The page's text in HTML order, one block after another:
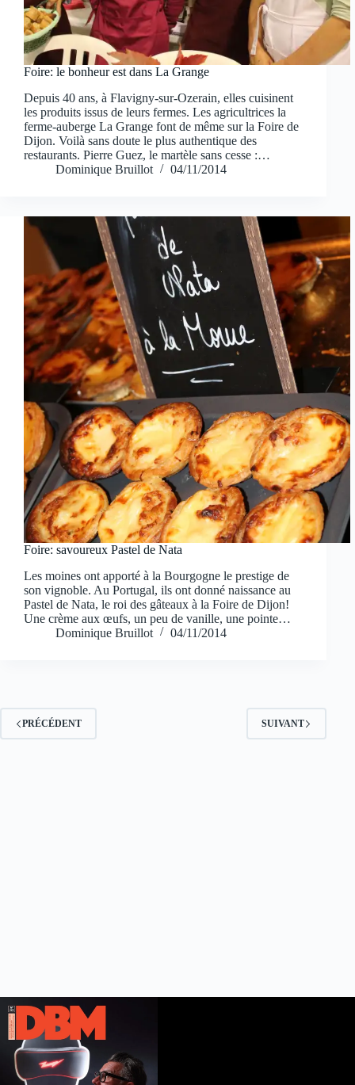
Foire: le bonheur est dans La Grange
Depuis 40 ans, à Flavigny-sur-Ozerain, elles cuisinent
les produits issus de leurs fermes. Les agricultrices la
ferme-auberge La Grange font de même sur la Foire de
Dijon. Voilà sans doute le plus authentique des
restaurants. Pierre Guez, le martèle sans cesse :…
Dominique Bruillot
04/11/2014
Foire: savoureux Pastel de Nata
Les moines ont apporté à la Bourgogne le prestige de
son vignoble. Au Portugal, ils ont donné naissance au
Pastel de Nata, le roi des gâteaux à la Foire de Dijon!
Une crème aux œufs, un peu de vanille, une pointe…
Dominique Bruillot
04/11/2014
PRÉCÉDENT SUIVANT